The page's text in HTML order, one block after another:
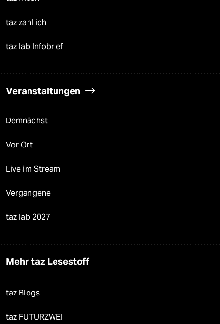
taz zahl ich
taz lab Infobrief
Veranstaltungen
Demnächst
Vor Ort
Live im Stream
Vergangene
taz lab 2027
Mehr taz Lesestoff
taz Blogs
taz FUTURZWEI